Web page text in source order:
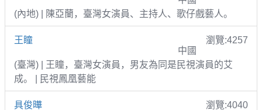
(內地) | 陳亞蘭，臺灣女演員、主持人、歌仔戲藝人。
王瞳
瀏覽:4257
中國
(臺灣) | 王瞳，臺灣女演員，男友為同是民視演員的艾
成。 | 民視鳳凰藝能
具俊曄
瀏覽:4040